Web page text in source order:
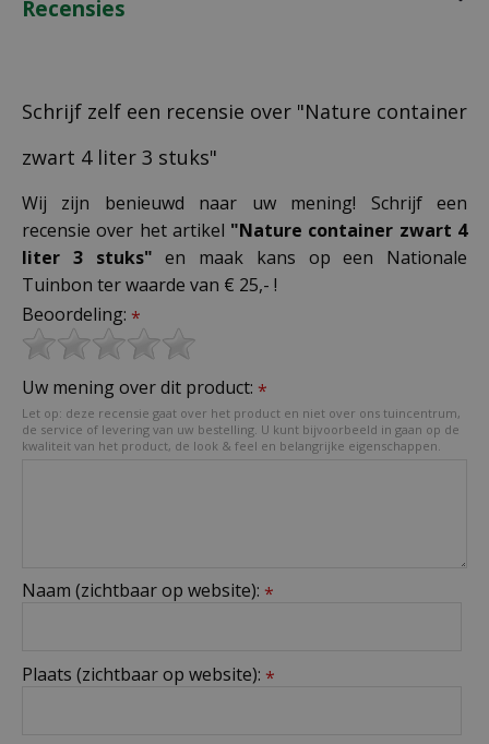
Recensies
Schrijf zelf een recensie over "Nature container
zwart 4 liter 3 stuks"
Wij zijn benieuwd naar uw mening! Schrijf een
recensie over het artikel "Nature container zwart 4
liter 3 stuks" en maak kans op een Nationale
Tuinbon ter waarde van € 25,- !
Beoordeling: *
Uw mening over dit product: *
Let op: deze recensie gaat over het product en niet over ons tuincentrum,
de service of levering van uw bestelling. U kunt bijvoorbeeld in gaan op de
kwaliteit van het product, de look & feel en belangrijke eigenschappen.
Naam (zichtbaar op website): *
Plaats (zichtbaar op website): *